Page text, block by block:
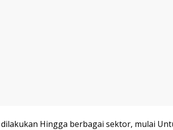
Hingga berbagai sektor, mulai